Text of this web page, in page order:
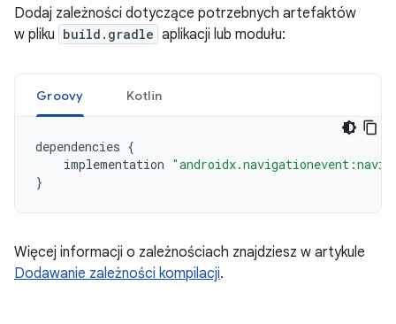
Dodaj zależności dotyczące potrzebnych artefaktów
w pliku build.gradle aplikacji lub modułu:
Groovy Kotlin
dependencies {
implementation
}
Więcej informacji o zależnościach znajdziesz w artykule
Dodawanie zależności kompilacji.